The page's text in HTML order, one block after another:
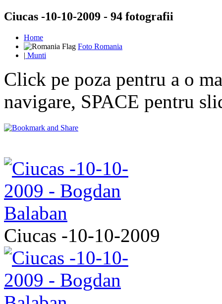
Ciucas -10-10-2009 - 94 fotografii
Home
Foto Romania
| Munti
Click pe poza pentru a o
navigare, SPACE pentru
Ciucas -10-10-2009